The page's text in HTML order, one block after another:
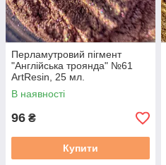
Перламутровий пігмент
"Англійська троянда" №61
ArtResin, 25 мл.
Концентрований. Для смоли
В наявності
96 ₴
Купити